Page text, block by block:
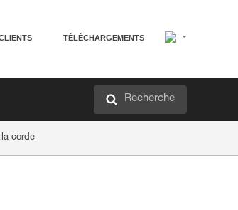
TÉLÉCHARGEMENTS
Recherche
corde